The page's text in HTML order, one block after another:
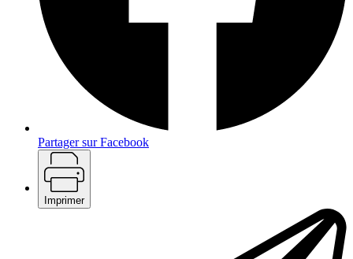
Partager sur Facebook
Imprimer